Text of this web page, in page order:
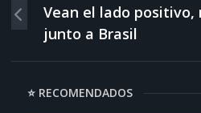
Vean el lado positivo,
junto a Brasil
⭐ RECOMENDADOS